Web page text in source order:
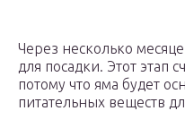
Через несколько
для посадки. Этот этап
потому что яма будет
питательных веществ